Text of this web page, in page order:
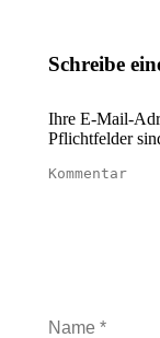
Schreibe
Ihre E-Mail-
Pflichtfelder
Kommentar
Name *